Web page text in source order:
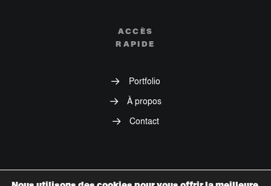
ACCÈS
RAPIDE
Portfolio
À propos
Contact